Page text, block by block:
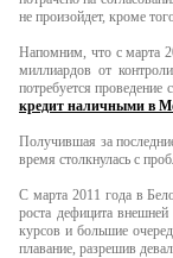
не произойдет, кроме
Напомним, что с марта
миллиардов от
потребуется
кредит наличными в
Получившая за
время столкнулась с
С марта 2011 года в
роста дефицита
курсов и большие
плавание, разрешив